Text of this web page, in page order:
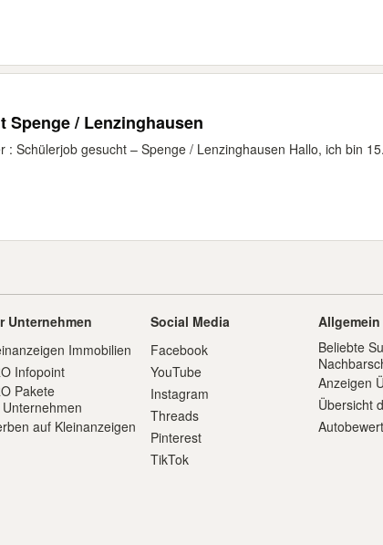
Spenge / Lenzinghausen
: Schülerjob gesucht – Spenge / Lenzinghausen Hallo, ich bin
Unternehmen
Immobilien
Infopoint
Pakete
auf Kleinanzeigen
Social Media
Facebook
YouTube
Instagram
Threads
Pinterest
TikTok
Allgemein
Beliebte
Anzeigen
Übersicht